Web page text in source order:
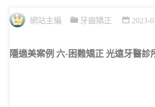
網站主編 牙齒矯正 2023-
隱適美案例 六-困難矯正 光遠牙醫診